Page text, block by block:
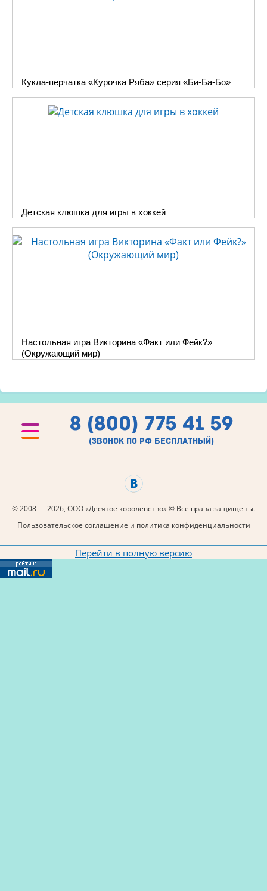
Кукла-перчатка «Курочка Ряба» серия «Би-Ба-Бо»
Детская клюшка для игры в хоккей
Настольная игра Викторина «Факт или Фейк?»
(Окружающий мир)
8 (800) 775 41 59
(звонок по рф бесплатный)
© 2008 — 2026, ООО «Десятое королевство» © Все права защищены.
Пользовательское соглашение и политика конфиденциальности
Перейти в полную версию